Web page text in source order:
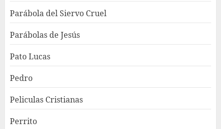
Parábola del Siervo Cruel
Parábolas de Jesús
Pato Lucas
Pedro
Peliculas Cristianas
Perrito